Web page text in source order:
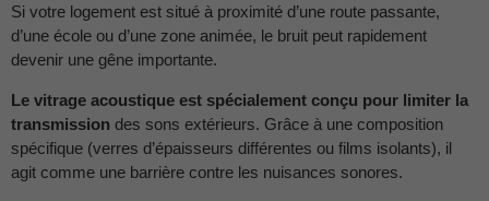
Si votre logement est situé à proximité d’une route passante,
d’une école ou d’une zone animée, le bruit peut rapidement
devenir une gêne importante.
Le vitrage acoustique est spécialement conçu pour limiter la
transmission des sons extérieurs. Grâce à une composition
spécifique (verres d’épaisseurs différentes ou films isolants), il
agit comme une barrière contre les nuisances sonores.